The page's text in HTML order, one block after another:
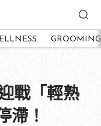
GROOMING
戰「輕熟
滯！